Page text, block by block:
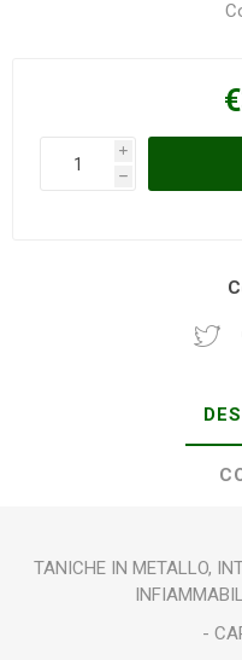
i
h
TANICHE IN METALLO,
-